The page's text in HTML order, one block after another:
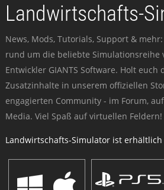
Landwirtschafts-
News, Mods, Tutorials, Support &
rund um die beliebte Simulationsreihe
Entwickler GIANTS Software. Holt euch
Zusatzinhalte in unserem offiziellen
engagierten Community - im Forum,
Media. Viel Spaß auf virtuellen Feldern!
Landwirtschafts-Simulator ist